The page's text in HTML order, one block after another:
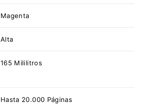
Magenta
Alta
165 Mililitros
Hasta 20.000 Páginas